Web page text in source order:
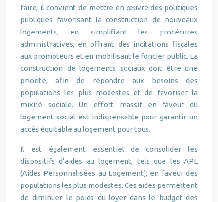
faire, il convient de mettre en œuvre des politiques
publiques favorisant la construction de nouveaux
logements, en simplifiant les procédures
administratives, en offrant des incitations fiscales
aux promoteurs et en mobilisant le foncier public. La
construction de logements sociaux doit être une
priorité, afin de répondre aux besoins des
populations les plus modestes et de favoriser la
mixité sociale. Un effort massif en faveur du
logement social est indispensable pour garantir un
accès équitable au logement pour tous.
Il est également essentiel de consolider les
dispositifs d’aides au logement, tels que les APL
(Aides Personnalisées au Logement), en faveur des
populations les plus modestes. Ces aides permettent
de diminuer le poids du loyer dans le budget des